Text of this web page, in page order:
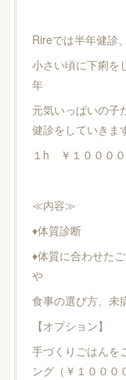
Rireでは半年健診
小さい頃に下痢を
年
元気いっぱいの子
健診をしていきま
１h ￥１００００
≪内容≫
♦体質診断
♦体質に合わせた
や
食事の選び方、未
【オプション】
手づくりごはんを
ング（￥１０００